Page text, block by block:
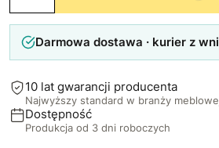
Darmowa dostawa · kurier z
10 lat gwarancji producenta
Najwyższy standard w branży
Dostępność
Produkcja od 3 dni roboczych